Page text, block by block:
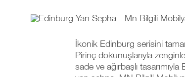
İkonik Edinburg serisini
Pirinç dokunuşlarıyla
sade ve ağırbaşlı tasarımıyla